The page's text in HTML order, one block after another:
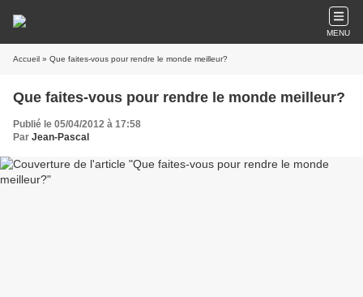
MENU
Accueil » Que faites-vous pour rendre le monde meilleur?
Que faites-vous pour rendre le monde meilleur?
Publié le 05/04/2012 à 17:58
Par Jean-Pascal